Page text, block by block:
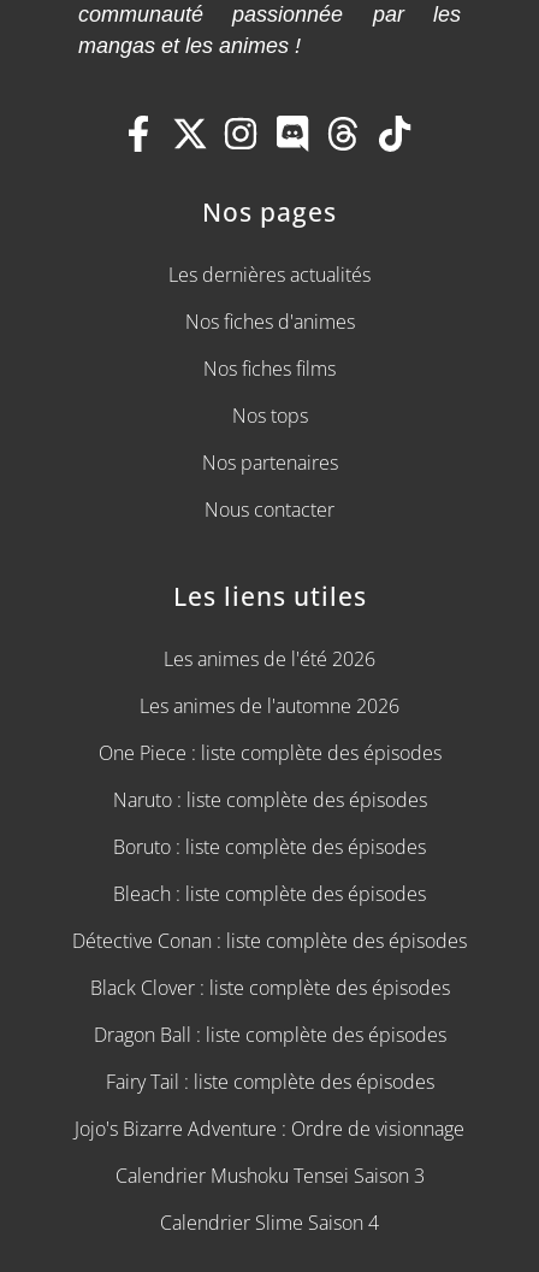
communauté passionnée par les
mangas et les animes !
Nos pages
Les dernières actualités
Nos fiches d'animes
Nos fiches films
Nos tops
Nos partenaires
Nous contacter
Les liens utiles
Les animes de l'été 2026
Les animes de l'automne 2026
One Piece : liste complète des épisodes
Naruto : liste complète des épisodes
Boruto : liste complète des épisodes
Bleach : liste complète des épisodes
Détective Conan : liste complète des épisodes
Black Clover : liste complète des épisodes
Dragon Ball : liste complète des épisodes
Fairy Tail : liste complète des épisodes
Jojo's Bizarre Adventure : Ordre de visionnage
Calendrier Mushoku Tensei Saison 3
Calendrier Slime Saison 4